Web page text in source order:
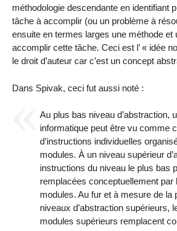
méthodologie descendante en identifiant
tâche à accomplir (ou un problème à
ensuite en termes larges une méthode et
accomplir cette tâche. Ceci est l’ « idée
le droit d’auteur car c’est un concept
Dans Spivak, ceci fut aussi noté :
Au plus bas niveau d’abstraction,
informatique peut être vu comme
d’instructions individuelles
modules. À un niveau supérieur
instructions du niveau le plus bas
remplacées conceptuellement par
modules. Au fur et à mesure de la
niveaux d’abstraction supérieurs,
modules supérieurs remplacent